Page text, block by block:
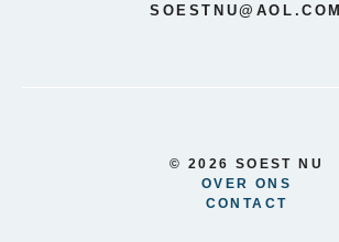
SOESTNU@AOL.COM
© 2026 SOEST NU
OVER ONS
CONTACT